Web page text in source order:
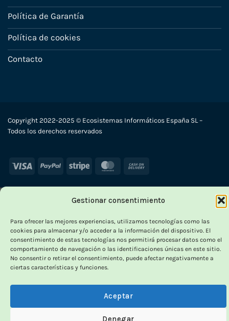
Gestionar consentimiento
Para ofrecer las mejores experiencias, utilizamos tecnologías como las
cookies para almacenar y/o acceder a la información del dispositivo. El
consentimiento de estas tecnologías nos permitirá procesar datos como el
comportamiento de navegación o las identificaciones únicas en este sitio.
No consentir o retirar el consentimiento, puede afectar negativamente a
ciertas características y funciones.
Aceptar
Política de Garantía
Política de cookies
Contacto
Copyright 2022-2025 © Ecosistemas Informáticos España SL –
Todos los derechos reservados
Visa PayPal Stripe MasterCard